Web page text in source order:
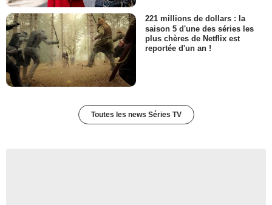
221 millions de dollars : la
saison 5 d'une des séries les
plus chères de Netflix est
reportée d'un an !
Toutes les news Séries TV